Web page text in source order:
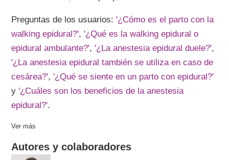
Preguntas de los usuarios:'¿Cómo es el parto con la
walking epidural?','¿Qué es la walking epidural o
epidural ambulante?','¿La anestesia epidural duele?',
'¿La anestesia epidural también se utiliza en caso de
cesárea?','¿Qué se siente en un parto con epidural?'
y'¿Cuáles son los beneficios de la anestesia
epidural?'.
Ver más
Autores y colaboradores